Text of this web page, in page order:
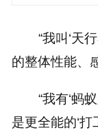
“我叫‘天
的整体性能、
“我有‘蚂
是更全能的‘